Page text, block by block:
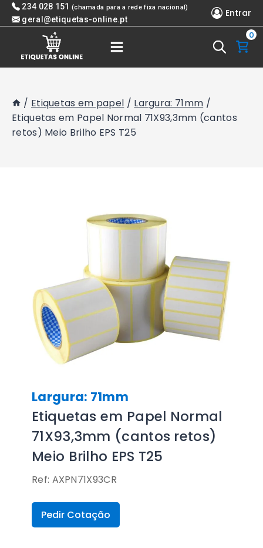
Skip 234 028 151 (chamada para a rede fixa nacional)
geral@etiquetas-online.pt
Entrar
0
/ Etiquetas em papel / Largura: 71mm /
Etiquetas em Papel Normal 71X93,3mm (cantos
retos) Meio Brilho EPS T25
Largura: 71mm
Etiquetas em Papel Normal
71X93,3mm (cantos retos)
Meio Brilho EPS T25
Ref: AXPN71X93CR
Pedir Cotação